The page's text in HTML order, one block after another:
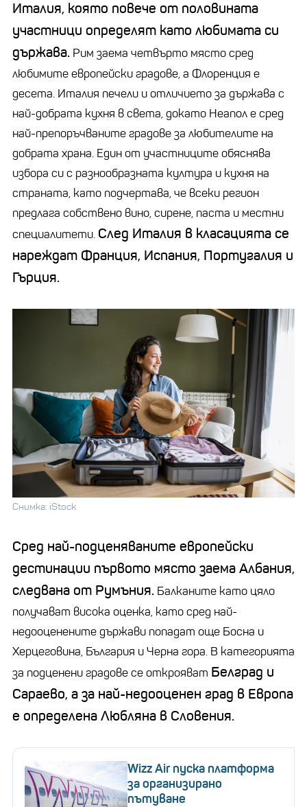
Италия, която повече от половината
участници определят като любимата си
държава. Рим заема четвърто място сред
любимите европейски градове, а Флоренция е
десета. Италия печели и отличието за държава с
най-добрата кухня в света, докато Неапол е сред
най-препоръчваните градове за любителите на
добрата храна. Един от участниците обяснява
избора си с разнообразната култура и кухня на
страната, като подчертава, че всеки регион
предлага собствено вино, сирене, паста и местни
специалитети. След Италия в класацията се
нареждат Франция, Испания, Португалия и
Гърция.
Снимка: iStock
Сред най-подценяваните европейски
дестинации първото място заема Албания,
следвана от Румъния. Балканите като цяло
получават висока оценка, като сред най-
недооценените държави попадат още Босна и
Херцеговина, България и Черна гора. В категорията
за подценени градове се открояват Белград и
Сараево, а за най-недооценен град в Европа
е определена Любляна в Словения.
Wizz Air пуска платформа
за организирано
пътуване